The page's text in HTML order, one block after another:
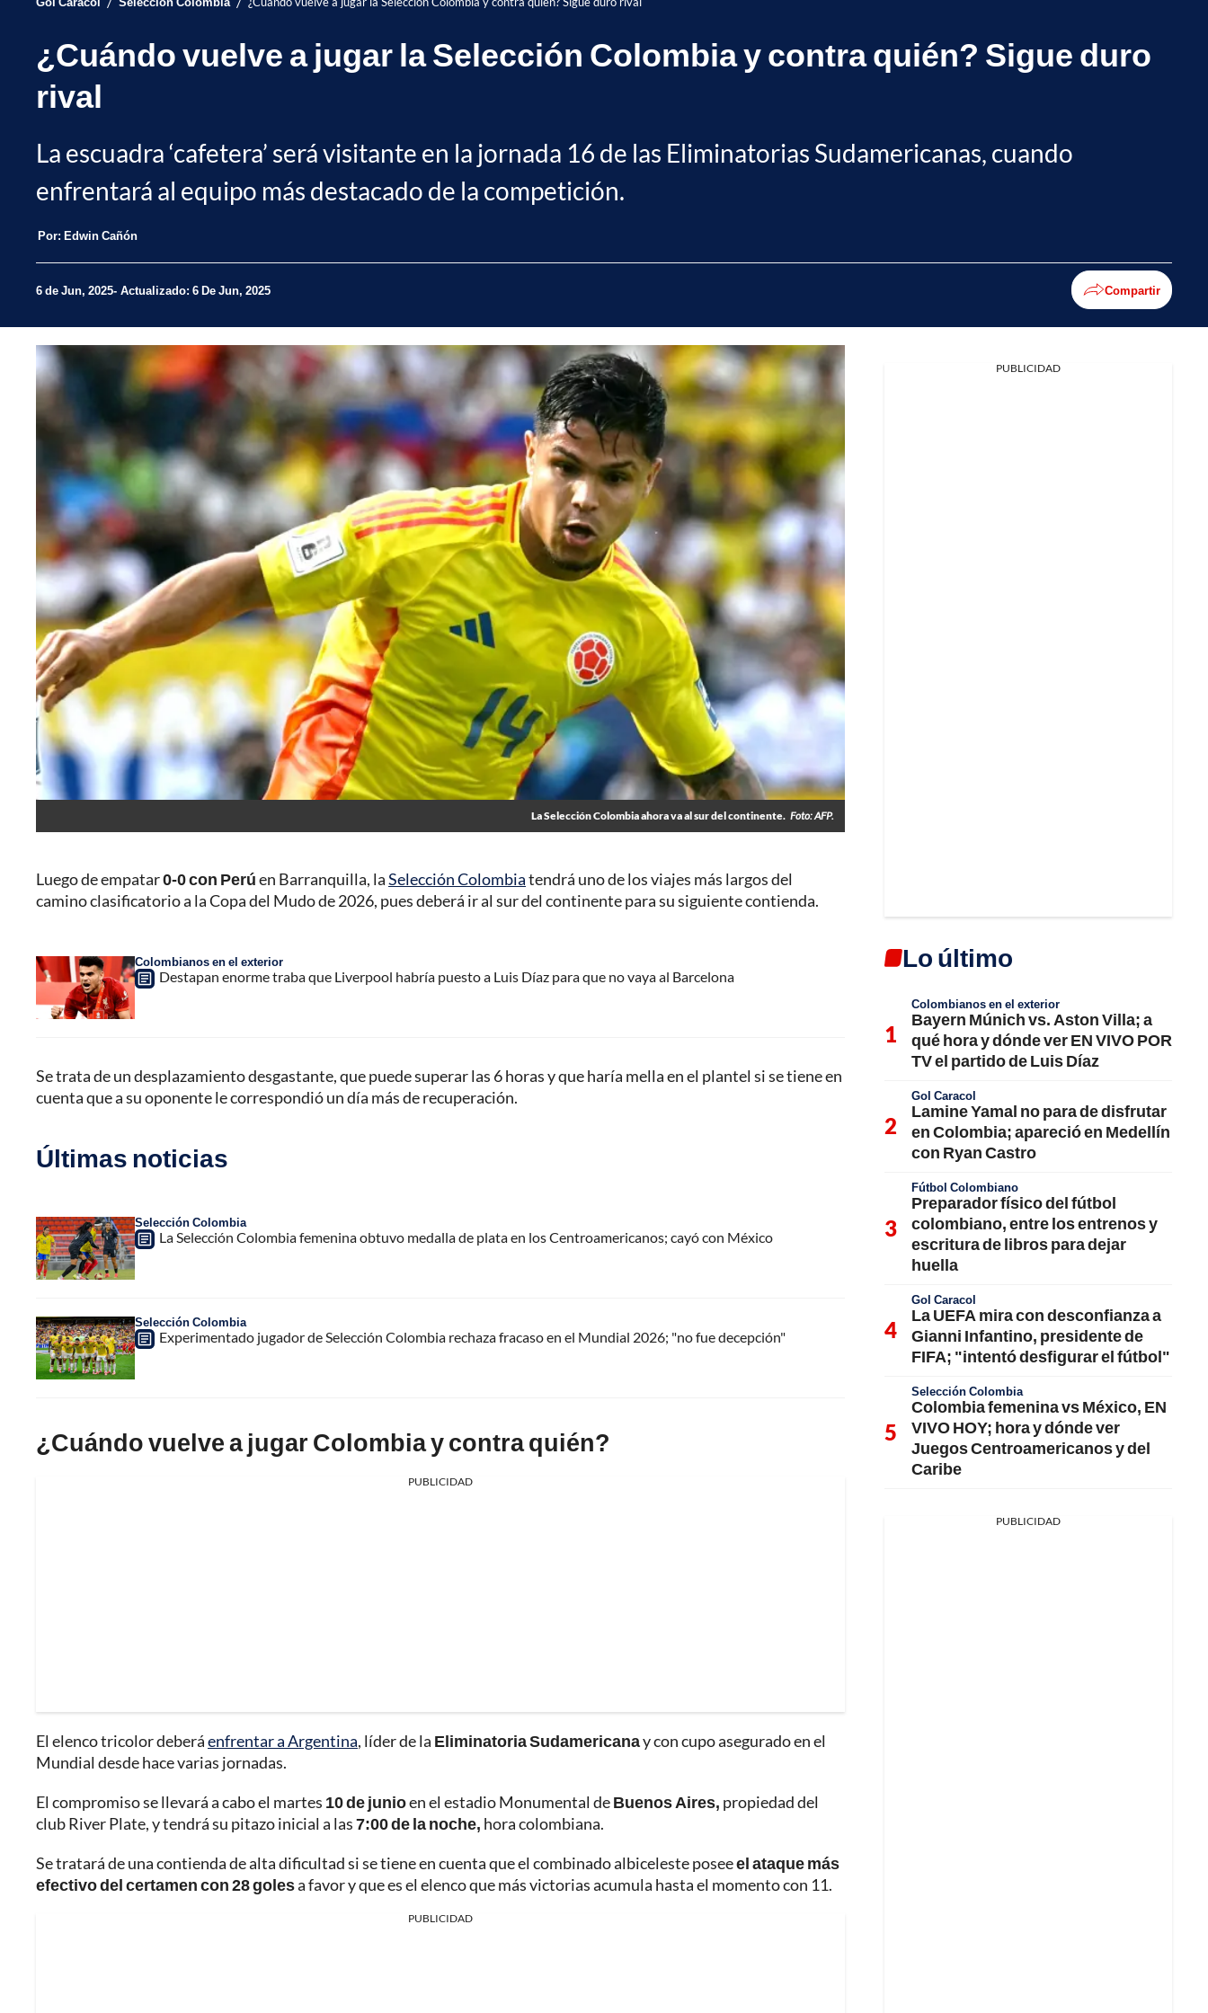
¿Cuándo vuelve a jugar la Selección Colombia y contra quién? Sigue duro
rival
La escuadra ‘cafetera’ será visitante en la jornada 16 de las Eliminatorias Sudamericanas, cuando
enfrentará al equipo más destacado de la competición.
Por: Edwin Cañón
6 de Jun, 2025 Actualizado: 6 De Jun, 2025 Compartir
La Selección Colombia ahora va al sur del continente. Foto: AFP.
Luego de empatar0-0 con Perúen Barranquilla, laSelección Colombiatendrá uno de los viajes más largos del
camino clasificatorio a la Copa del Mudo de 2026, pues deberá ir al sur del continente para su siguiente contienda.
Colombianos en el exterior
Destapan enorme traba que Liverpool habría puesto a Luis Díaz para que no vaya al Barcelona
Se trata de un desplazamiento desgastante, que puede superar las 6 horas y que haría mella en el plantel si se tiene en
cuenta que a su oponente le correspondió un día más de recuperación.
Últimas noticias
Selección Colombia
La Selección Colombia femenina obtuvo medalla de plata en los Centroamericanos; cayó con México
Selección Colombia
Experimentado jugador de Selección Colombia rechaza fracaso en el Mundial 2026; "no fue decepción"
¿Cuándo vuelve a jugar Colombia y contra quién?
PUBLICIDAD
El elenco tricolor deberáenfrentar a Argentina, líder de la Eliminatoria Sudamericanay con cupo asegurado en el
Mundial desde hace varias jornadas.
El compromiso se llevará a cabo el martes 10 de junioen el estadio Monumental deBuenos Aires, propiedad del
club River Plate, y tendrá su pitazo inicial a las7:00 de la noche, hora colombiana.
Se tratará de una contienda de alta dificultad si se tiene en cuenta que el combinado albiceleste poseeel ataque más
efectivo del certamen con 28 golesa favor y que es el elenco que más victorias acumula hasta el momento con 11.
PUBLICIDAD
PUBLICIDAD
Lo último
Colombianos en el exterior
Bayern Múnich vs. Aston Villa; a
qué hora y dónde ver EN VIVO POR
TV el partido de Luis Díaz
Gol Caracol
Lamine Yamal no para de disfrutar
en Colombia; apareció en Medellín
con Ryan Castro
Fútbol Colombiano
Preparador físico del fútbol
colombiano, entre los entrenos y
escritura de libros para dejar
huella
Gol Caracol
La UEFA mira con desconfianza a
Gianni Infantino, presidente de
FIFA; "intentó desfigurar el fútbol"
Selección Colombia
Colombia femenina vs México, EN
VIVO HOY; hora y dónde ver
Juegos Centroamericanos y del
Caribe
PUBLICIDAD